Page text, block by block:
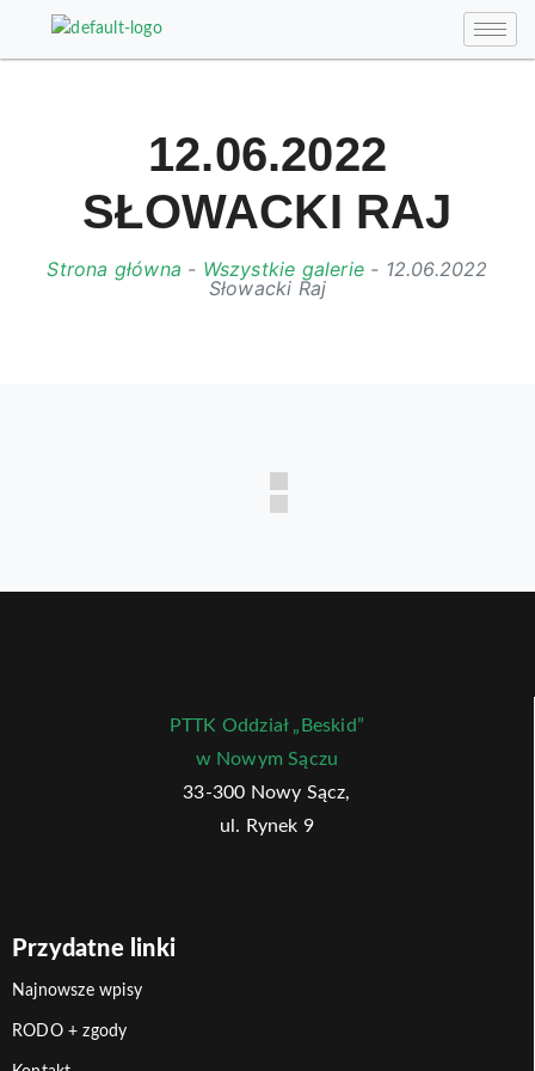
12.06.2022
SŁOWACKI RAJ
Strona główna - Wszystkie galerie - 12.06.2022
Słowacki Raj
PTTK Oddział „Beskid”
w Nowym Sączu
33-300 Nowy Sącz,
ul. Rynek 9
Przydatne linki
Najnowsze wpisy
RODO + zgody